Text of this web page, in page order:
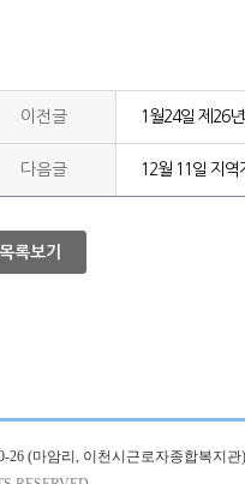
이전글 1월24일 제26
다음글 12월 11일 지역
목록보기
26 (마암리, 이천시근로자종합복지관